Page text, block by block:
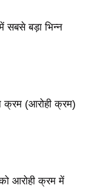
सबसे बड़ा भिन्न
क्रम (आरोही क्रम)
आरोही क्रम में